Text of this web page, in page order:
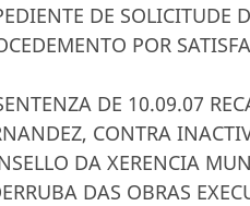
DE SOLICITUDE
POR
DE 10.09.07
CONTRA
DA XERENCIA
DAS OBRAS